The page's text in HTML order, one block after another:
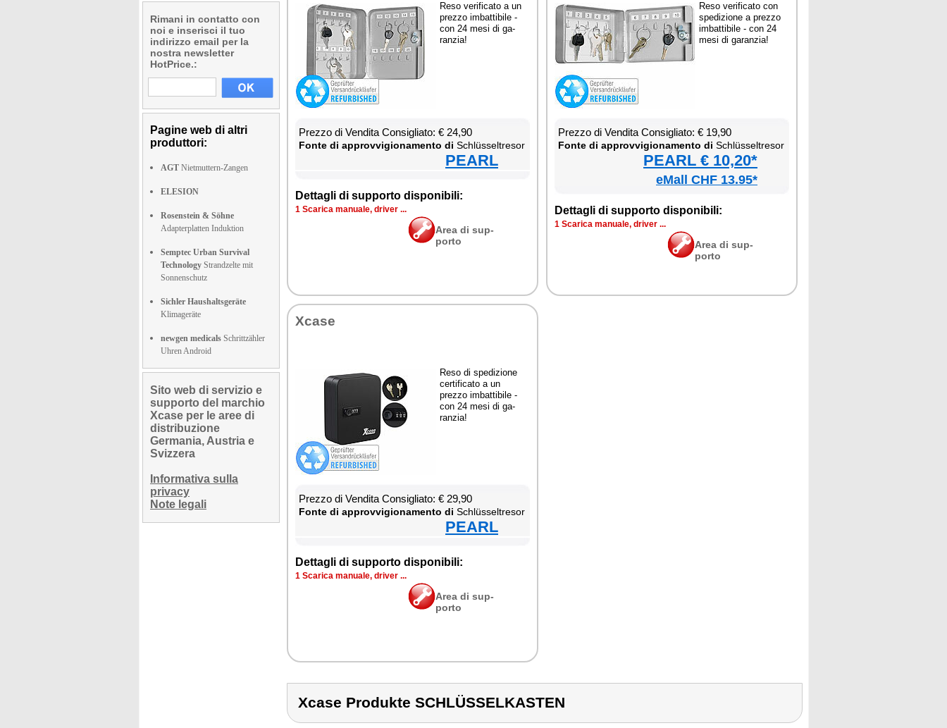
Rimani in contatto con
noi e inserisci il tuo
indirizzo email per la
nostra newsletter
HotPrice.:
Pagine web di altri
produttori:
AGT Nietmuttern-Zangen
ELESION
Rosenstein & Söhne
Adapterplatten Induktion
Semptec Urban Survival
Technology Strandzelte mit
Sonnenschutz
Sichler Haushaltsgeräte
Klimageräte
newgen medicals Schrittzähler
Uhren Android
Sito web di servizio e
supporto del marchio
Xcase per le aree di
distribuzione
Germania, Austria e
Svizzera
Informativa sulla
privacy
Note legali
Re­so ve­ri­fi­ca­to a un
prez­zo im­bat­ti­bi­le -
con 24 me­si di ga­
ran­zia!
Prez­zo di Ven­di­ta Con­si­glia­to: € 24,90
Fon­te di ap­prov­vi­gio­na­men­to di Schlüssel­tre­sor
PEARL
Det­ta­gli di sup­por­to di­spo­ni­bi­li:
1 Sca­ri­ca ma­nua­le, dri­ver ...
Area di sup­
por­to
Re­so ve­ri­fi­ca­to con
spe­di­zio­ne a prez­zo
im­bat­ti­bi­le - con 24
me­si di ga­ran­zia!
Prez­zo di Ven­di­ta Con­si­glia­to: € 19,90
Fon­te di ap­prov­vi­gio­na­men­to di Schlüssel­tre­sor
PEARL € 10,20*
eMall CHF 13.95*
Det­ta­gli di sup­por­to di­spo­ni­bi­li:
1 Sca­ri­ca ma­nua­le, dri­ver ...
Area di sup­
por­to
Xca­se
Re­so di spe­di­zio­ne
cer­ti­fi­ca­to a un
prez­zo im­bat­ti­bi­le -
con 24 me­si di ga­
ran­zia!
Prez­zo di Ven­di­ta Con­si­glia­to: € 29,90
Fon­te di ap­prov­vi­gio­na­men­to di Schlüssel­tre­sor
PEARL
Det­ta­gli di sup­por­to di­spo­ni­bi­li:
1 Sca­ri­ca ma­nua­le, dri­ver ...
Area di sup­
por­to
Xcase Produkte SCHLÜSSELKASTEN